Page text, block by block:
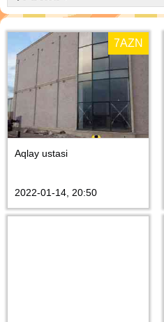
7AZN
Aqlay ustasi
2022-01-14, 20:50